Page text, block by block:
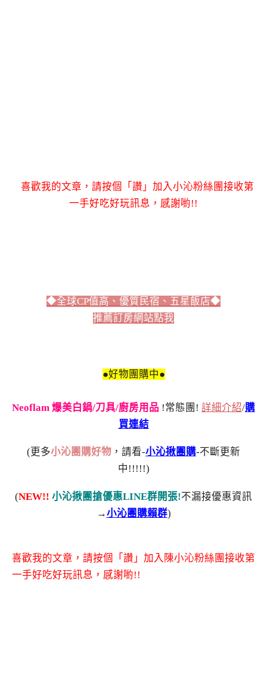
喜歡我的文章，請按個「讚」加入小沁粉絲團接收第
一手好吃好玩訊息，感謝喲!!
◆全球CP值高、優質民宿、五星飯店◆
推薦訂房網站點我
●好物團購中●
Neoflam 爆美白鍋/刀具/廚房用品 !常態團! 詳細介紹/購
買連結
(更多小沁團購好物 ，請看-小沁揪團購-不斷更新
中!!!!!)
(NEW!! 小沁揪團搶優惠LINE群開張!不漏接優惠資訊
→小沁團購賴群)
喜歡我的文章，請按個「讚」加入陳小沁粉絲團接收第
一手好吃好玩訊息，感謝喲!!